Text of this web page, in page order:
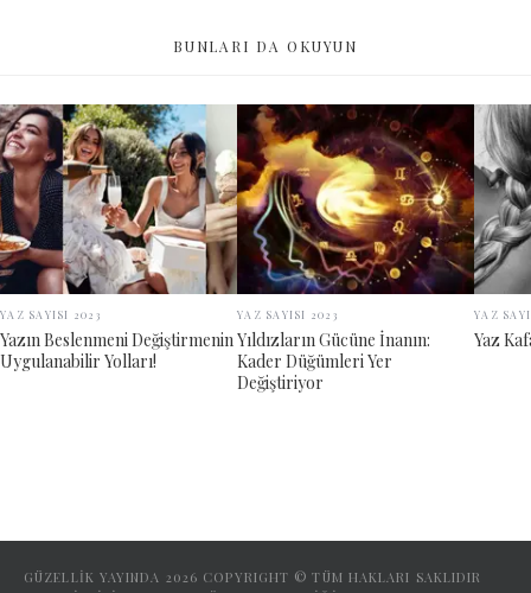
BUNLARI DA OKUYUN
YAZ SAYISI 2023
Yazın Beslenmeni Değiştirmenin
Uygulanabilir Yolları!
YAZ SAYISI 2023
Yıldızların Gücüne İnanın:
Kader Düğümleri Yer
Değiştiriyor
YAZ
Yaz
GÜZELLİK YAYINDA 2026 COPYRIGHT © TÜM HAKLARI SAKLIDIR